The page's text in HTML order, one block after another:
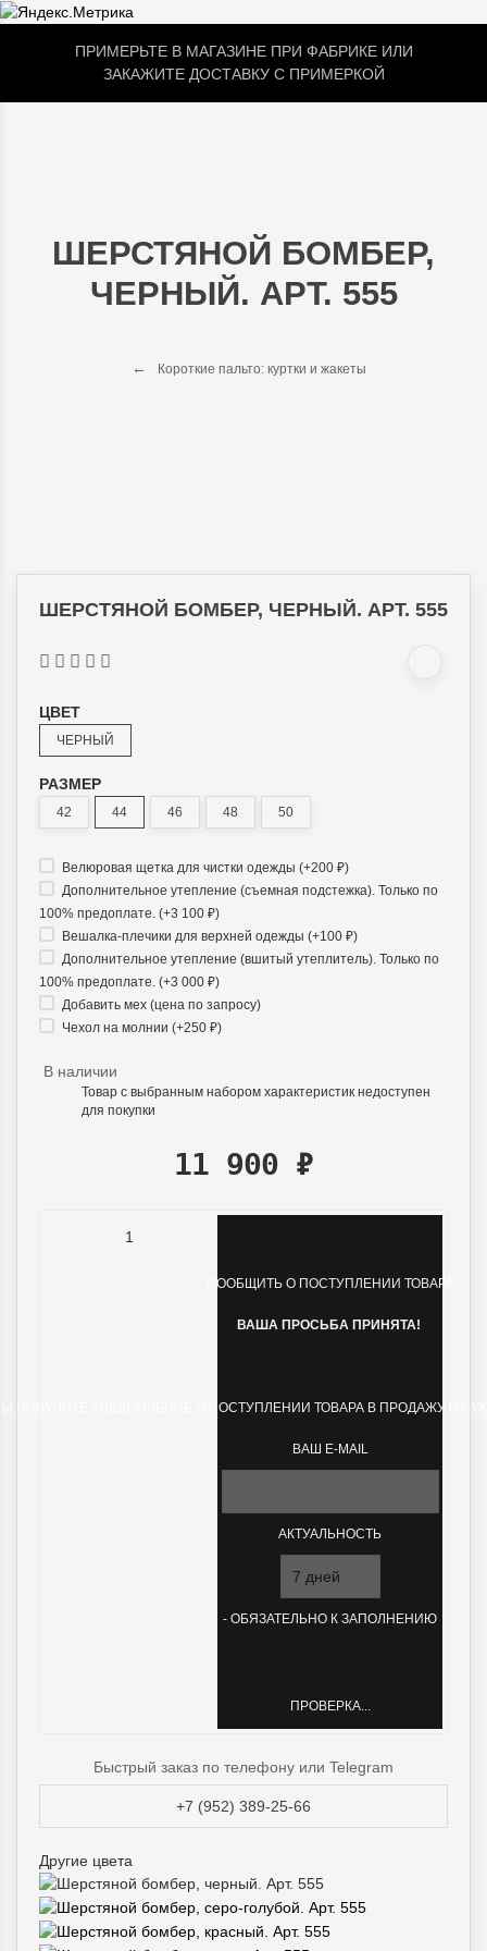
ПРИМЕРЬТЕ В МАГАЗИНЕ ПРИ ФАБРИКЕ ИЛИ
ЗАКАЖИТЕ ДОСТАВКУ С ПРИМЕРКОЙ
ШЕРСТЯНОЙ БОМБЕР,
ЧЕРНЫЙ. АРТ. 555
Короткие пальто: куртки и жакеты
ШЕРСТЯНОЙ БОМБЕР, ЧЕРНЫЙ. АРТ. 555
ЦВЕТ
ЧЕРНЫЙ
РАЗМЕР
42 44 46 48 50
Велюровая щетка для чистки одежды (+200 ₽)
Дополнительное утепление (съемная подстежка). Только по
100% предоплате. (+3 100 ₽)
Вешалка-плечики для верхней одежды (+100 ₽)
Дополнительное утепление (вшитый утеплитель). Только по
100% предоплате. (+3 000 ₽)
Добавить мех (цена по запросу)
Чехол на молнии (+250 ₽)
В наличии
Товар с выбранным набором характеристик недоступен
для покупки
11 900 ₽
СООБЩИТЬ О ПОСТУПЛЕНИИ ТОВАРА
ВАША ПРОСЬБА ПРИНЯТА!
ПОЛУЧИТЕ УВЕДОМЛЕНИЕ О ПОСТУПЛЕНИИ ТОВАРА В ПРОДАЖУ НА
ВАШ E-MAIL
АКТУАЛЬНОСТЬ
- ОБЯЗАТЕЛЬНО К ЗАПОЛНЕНИЮ
ПРОВЕРКА...
Быстрый заказ по телефону или Telegram
+7 (952) 389-25-66
Другие цвета